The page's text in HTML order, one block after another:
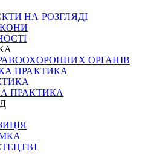
НА РОЗГЛЯДІ
ОРГАНІВ
ПРАКТИКА
ПРАКТИКА